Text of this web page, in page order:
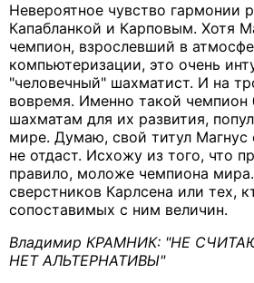
Невероятное чувство гармонии
Капабланкой и Карповым. Хотя
чемпион, взрослевший в
компьютеризации, это очень
"человечный" шахматист. И на
вовремя. Именно такой чемпион
шахматам для их развития,
мире. Думаю, свой титул
не отдаст. Исхожу из того, что
правило, моложе чемпиона
сверстников Карлсена или тех,
сопоставимых с ним величин.
Владимир КРАМНИК: "НЕ
НЕТ АЛЬТЕРНАТИВЫ"